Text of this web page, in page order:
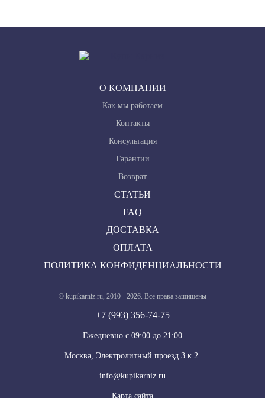
О КОМПАНИИ
Как мы работаем
Контакты
Консультация
Гарантии
Возврат
СТАТЬИ
FAQ
ДОСТАВКА
ОПЛАТА
ПОЛИТИКА КОНФИДЕНЦИАЛЬНОСТИ
© kupikarniz.ru, 2010 - 2026. Все права защищены
+7 (993) 356-74-75
Eжедневно с 09:00 до 21:00
Москва, Электролитный проезд 3 к.2.
info@kupikarniz.ru
Карта сайта